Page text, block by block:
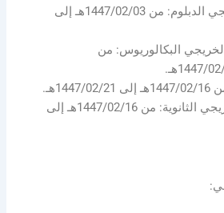
– برامج التجسير لخريجي الدبلوم: من 1447/02/03هـ إلى
لخريجي البكالوريوس: من
– البرامج التأهيلية لخريجي الثانوية: من 1447/02/16هـ إلى